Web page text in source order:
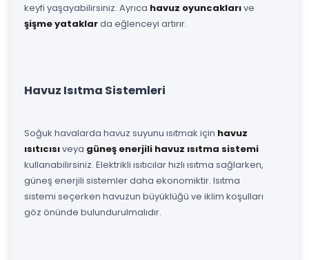
keyfi yaşayabilirsiniz. Ayrıca havuz oyuncaklarıve
şişme yataklarda eğlenceyi artırır.
Havuz Isıtma Sistemleri
Soğuk havalarda havuz suyunu ısıtmak için havuz
ısıtıcısıveya güneş enerjili havuz ısıtma sistemi
kullanabilirsiniz. Elektrikli ısıtıcılar hızlı ısıtma sağlarken,
güneş enerjili sistemler daha ekonomiktir. Isıtma
sistemi seçerken havuzun büyüklüğü ve iklim koşulları
göz önünde bulundurulmalıdır.